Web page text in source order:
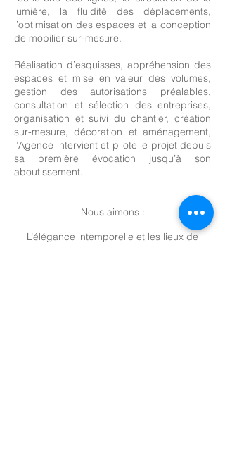
lumière, la fluidité des déplacements,
l’optimisation des espaces et la conception
de mobilier sur-mesure.
Réalisation d’esquisses, appréhension des
espaces et mise en valeur des volumes,
gestion des autorisations préalables,
consultation et sélection des entreprises,
organisation et suivi du chantier, création
sur-mesure, décoration et aménagement,
l’Agence intervient et pilote le projet depuis
sa première évocation jusqu’à son
aboutissement.
Nous aimons :
L’élégance intemporelle et les lieux de